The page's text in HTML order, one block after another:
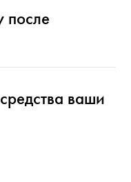
после
ваши